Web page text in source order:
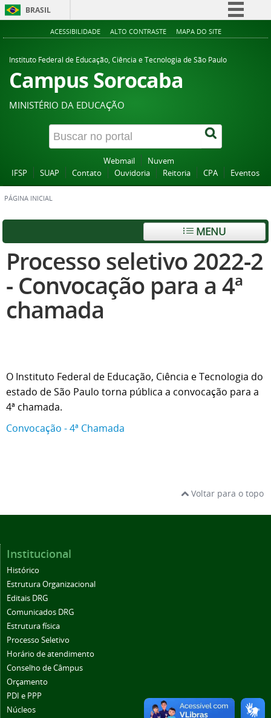
BRASIL
Simplifique!
Acesso à informação
Canais
ACESSIBILIDADE ALTO CONTRASTE MAPA DO SITE
Instituto Federal de Educação, Ciência e Tecnologia de São Paulo
Campus Sorocaba
MINISTÉRIO DA EDUCAÇÃO
Webmail
Nuvem
IFSP
SUAP Contato Ouvidoria Reitoria CPA Eventos
PÁGINA INICIAL
MENU
Processo seletivo 2022-2
- Convocação para a 4ª
chamada
O Instituto Federal de Educação, Ciência e Tecnologia do
estado de São Paulo torna pública a convocação para a
4ª chamada.
Convocação - 4ª Chamada
Voltar para o topo
Institucional
Histórico
Estrutura Organizacional
Editais DRG
Comunicados DRG
Estrutura física
Processo Seletivo
Horário de atendimento
Conselho de Câmpus
Orçamento
PDI e PPP
Núcleos